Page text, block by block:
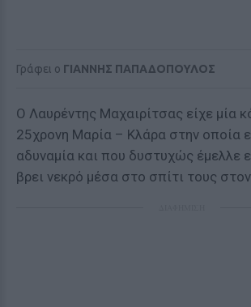
Γράφει ο ΓΙΑΝΝΗΣ ΠΑΠΑΔΟΠΟΥΛΟΣ
Ο Λαυρέντης Μαχαιρίτσας είχε μία
25χρονη Μαρία – Κλάρα στην οποία
αδυναμία και που δυστυχώς έμελλε
βρει νεκρό μέσα στο σπίτι τους